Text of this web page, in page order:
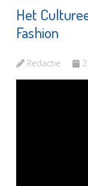
Het
Fashion
Redactie